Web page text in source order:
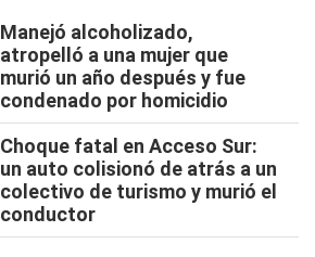
Manejó alcoholizado,
atropelló a una mujer que
murió un año después y fue
condenado por homicidio
Choque fatal en Acceso Sur:
un auto colisionó de atrás a un
colectivo de turismo y murió el
conductor